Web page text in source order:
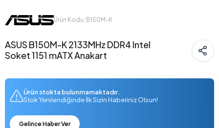
Ürün Kodu: B150M-K
ASUS B150M-K 2133MHz DDR4 Intel
Soket 1151 mATX Anakart
Ürün stokta bulunmamaktadır.
Stok Yenilendiğinde İlk Sizin Haberiniz Olsun!
Gelince Haber Ver